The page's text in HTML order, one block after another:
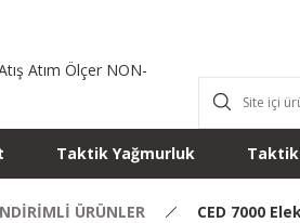
Taktik Yağmurluk Taktik
ÜRÜNLER CED 7000